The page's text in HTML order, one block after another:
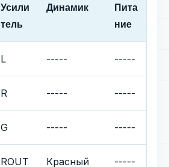
Усили
тель
Динамик
Пита
ние
L ----- -----
R ----- -----
G ----- -----
ROUT Красный -----